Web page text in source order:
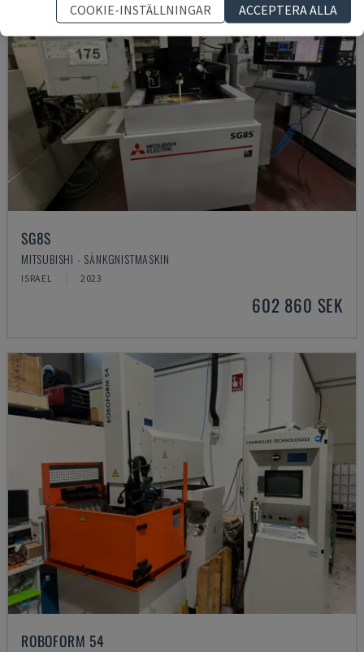
SG8S
MITSUBISHI - SÄNKGNISTMASKIN
ISRAEL 2023
602 860 SEK
ROBOFORM 54
COOKIE-INSTÄLLNINGAR
ACCEPTERA ALLA